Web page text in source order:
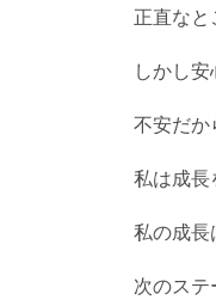
正直な
しかし
不安だか
私は成長
私の成
次のス